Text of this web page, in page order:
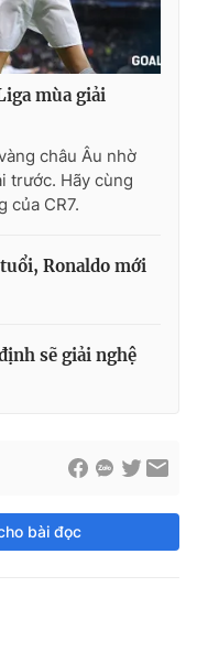
mùa giải
châu Âu nhờ
trước. Hãy cùng
của CR7.
Ronaldo mới
sẽ giải nghệ
bài đọc